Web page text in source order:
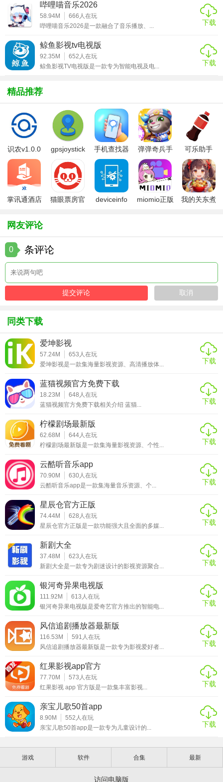
剧集，与其他影视爱好者交流互动。
【每日一剧app官方版内容】
1. 剧集推荐：每日推送一部精选剧集，涵盖电视剧、电影、
纪录片等多种类型。
等详细信息。
3. 观看指南：提供剧集的观看平台链接，方便用户直接跳转
观看。
4. 历史记录：记录用户的观影历史，方便回顾和查找已看过
的剧集。
5. 收藏功能：用户可以收藏喜欢的剧集，便于日后再次观看
或分享给朋友。
1. 内容丰富：每日更新的剧集推荐，确保内容的新鲜度和多
样性。
2. 智能推荐：个性化推荐算法，精准匹配用户口味，提高观
影满意度。
3. 操作便捷：界面简洁，操作流畅，用户可以轻松上手并快
4. 社区活跃：观影社区活跃，用户可以分享观影体验，发现
更多同好，增加观影乐趣。
【每日一剧app官方版测评】
每日一剧App官方版凭借其每日精选的剧集推荐、全面的剧集
信息、个性化的推荐功能以及活跃的观影社区，赢得了广大
影视爱好者的喜爱。用户普遍反映，该应用不仅帮助他们发
现了许多优质剧集，还提供了便捷的观看指南和丰富的互动
体验。无论是对于剧集爱好者还是新手观影者，每日一剧App
官方版都是一个不可多得的好帮手。
哔哩喵音乐2026
58.94M 666 人在玩
哔哩喵音乐2026是一款融合了音乐播放、...
下载
鲸鱼影视tv电视版
92.35M 652 人在玩
鲸鱼影视TV电视版是一款专为智能电视及电...
下载
精品推荐
识农v1.0.0
gpsjoystick
手机查找器
app
弹弹奇兵手
游免费版
可乐助手
5.26版本
掌讯通酒店
猫眼票房官
deviceinfo
miomio正版
我的关东煮
网友评论
0 条评论
同类下载
爱坤影视
57.24M 653 人在玩
爱坤影视是一款集海量影视资源、高清播放体...
下载
蓝猫视频官方免费下载
18.23M 648 人在玩
蓝猫视频官方免费下载相关介绍 蓝猫...
下载
柠檬剧场最新版
62.68M 644人在玩
柠檬剧场最新版是一款集海量影视资源、个性...
下载
云酷听音乐app
70.90M 630人在玩
云酷听音乐app是一款集海量音乐资源、个...
下载
星辰仓官方正版
74.44M 628 人在玩
星辰仓官方正版是一款功能强大且全面的多媒...
下载
新剧大全
37.48M 623 人在玩
新剧大全是一款专为剧迷设计的影视资源聚合...
下载
银河奇异果电视版
111.92M 613 人在玩
银河奇异果电视版是爱奇艺官方推出的智能电...
下载
风信追剧播放器最新版
116.53M 591 人在玩
风信追剧播放器最新版是一款专为影视爱好者...
下载
红果影视app官方
77.70M 573 人在玩
红果影视 app 官方版是一款集丰富影视...
下载
亲宝儿歌50首app
8.90M 552 人在玩
亲宝儿歌50首app是一款专为儿童设计的...
下载
游戏 软件 合集 最新
访问电脑版